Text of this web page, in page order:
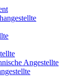
Angestellte